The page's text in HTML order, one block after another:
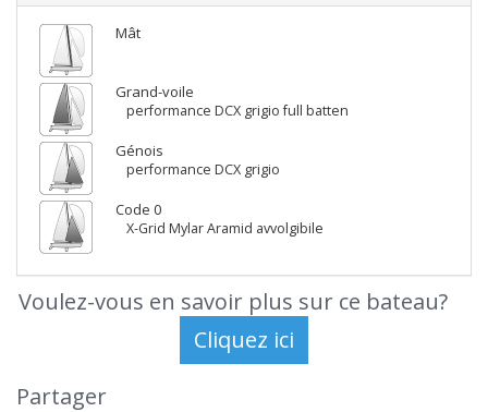
Mât
Grand-voile
performance DCX grigio full batten
Génois
performance DCX grigio
Code 0
X-Grid Mylar Aramid avvolgibile
Voulez-vous en savoir plus sur ce bateau?
Partager